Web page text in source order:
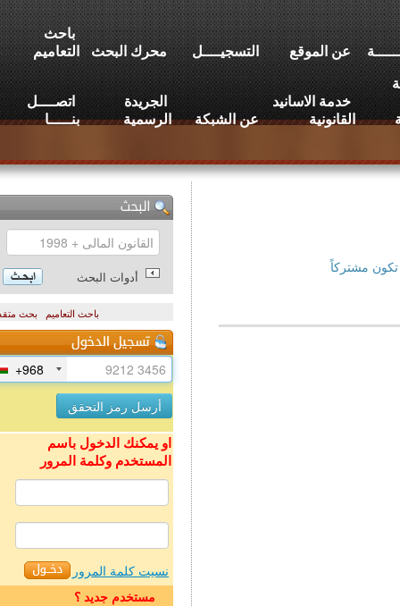
عن الموقع التسجيــــل محرك البحث
باحث
التعاميم
خدمة الاسانيد
القانونية
عن الشبكة
الجريدة
الرسمية
اتصــــل
بنـــــا
أدوات البحث
باحث التعاميم بحث متقدم
+968
او يمكنك الدخول باسم
المستخدم وكلمة المرور
نسيت كلمة المرور
مستخدم جديد ؟